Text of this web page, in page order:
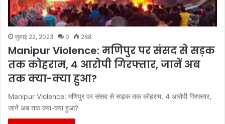
जुलाई 22, 2023 0 288
Manipur Violence: मणिपुर पर संसद से सड़क
तक कोहराम, 4 आरोपी गिरफ्तार, जानें अब
तक क्या-क्या हुआ?
Manipur Violence: मणिपुर पर संसद से सड़क तक कोहराम, 4 आरोपी गिरफ्तार,
जानें अब तक क्या-क्या हुआ?